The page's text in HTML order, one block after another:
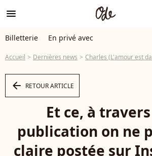
menu
Billetterie En privé avec
Accueil Dernières news Charles (L'amour est dans le pré) annonce sa
arrow_left RETOUR ARTICLE
Et ce, à
publication on ne
claire postée sur